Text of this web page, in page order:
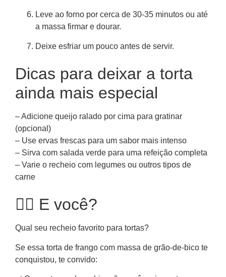
Leve ao forno por cerca de 30-35 minutos ou até
a massa firmar e dourar.
Deixe esfriar um pouco antes de servir.
Dicas para deixar a torta
ainda mais especial
– Adicione queijo ralado por cima para gratinar
(opcional)
– Use ervas frescas para um sabor mais intenso
– Sirva com salada verde para uma refeição completa
– Varie o recheio com legumes ou outros tipos de
carne
🙋‍♀️ E você?
Qual seu recheio favorito para tortas?
Se essa torta de frango com massa de grão-de-bico te
conquistou, te convido: